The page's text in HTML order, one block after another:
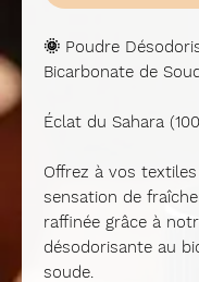
🌞 Poudre
Bicarbonate de
Éclat du Sahara
Offrez à vos
sensation de
raffinée grâce à
désodorisante au
soude.